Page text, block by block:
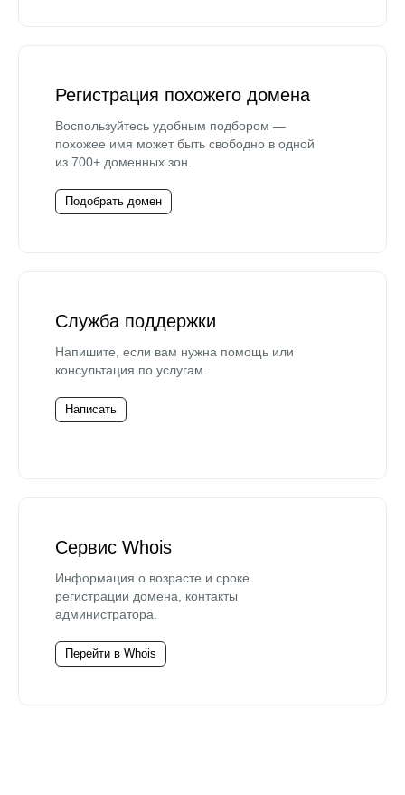
Регистрация похожего домена
Воспользуйтесь удобным подбором —
похожее имя может быть свободно в одной
из 700+ доменных зон.
Подобрать домен
Служба поддержки
Напишите, если вам нужна помощь или
консультация по услугам.
Написать
Сервис Whois
Информация о возрасте и сроке
регистрации домена, контакты
администратора.
Перейти в Whois